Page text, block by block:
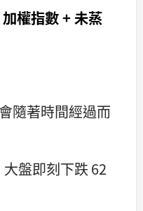
權指數 + 未蒸
隨著時間經過而
盤即刻下跌 62